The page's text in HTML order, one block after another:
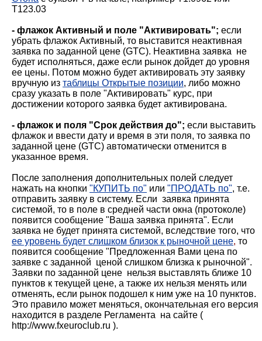
T123.03
- флажок Активный и поле "Активировать"; если
убрать флажок Активный, то выставится неактивная
заявка по заданной цене (GTC). Неактивна заявка не
будет исполняться, даже если рынок дойдет до уровня
ее цены. Потом можно будет активировать эту заявку
вручную из таблицы Открытые позиции, либо можно
сразу указать в поле "Активировать" курс, при
достижении которого заявка будет активирована.
- флажок и поля "Срок действия до"; если выставить
флажок и ввести дату и время в эти поля, то заявка по
заданной цене (GTC) автоматически отменится в
указанное время.
После заполнения дополнительных полей следует
нажать на кнопки "КУПИТЬ по" или "ПРОДАТЬ по", т.е.
отправить заявку в систему. Если заявка принята
системой, то в поле в средней части окна (протоколе)
появится сообщение "Ваша заявка принята". Если
заявка не будет принята системой, вследствие того, что
ее уровень будет слишком близок к рыночной цене, то
появится сообщение "Предложенная Вами цена по
заявке с заданной ценой слишком близка к рыночной".
Заявки по заданной цене нельзя выставлять ближе 10
пунктов к текущей цене, а также их нельзя менять или
отменять, если рынок подошел к ним уже на 10 пунктов.
Это правило может меняться, окончательная его версия
находится в разделе Регламента на сайте (
http://www.fxeuroclub.ru ).